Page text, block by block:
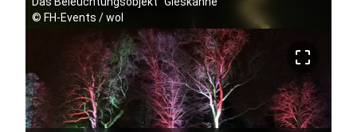
© FH-Events / wol
crop_free